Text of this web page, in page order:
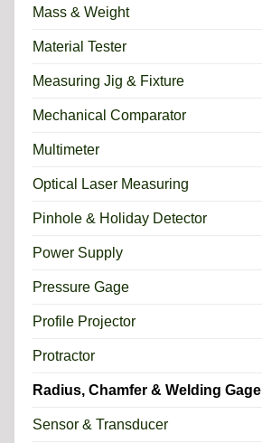
Mass & Weight
Material Tester
Measuring Jig & Fixture
Mechanical Comparator
Multimeter
Optical Laser Measuring
Pinhole & Holiday Detector
Power Supply
Pressure Gage
Profile Projector
Protractor
Radius, Chamfer & Welding Gage
Sensor & Transducer